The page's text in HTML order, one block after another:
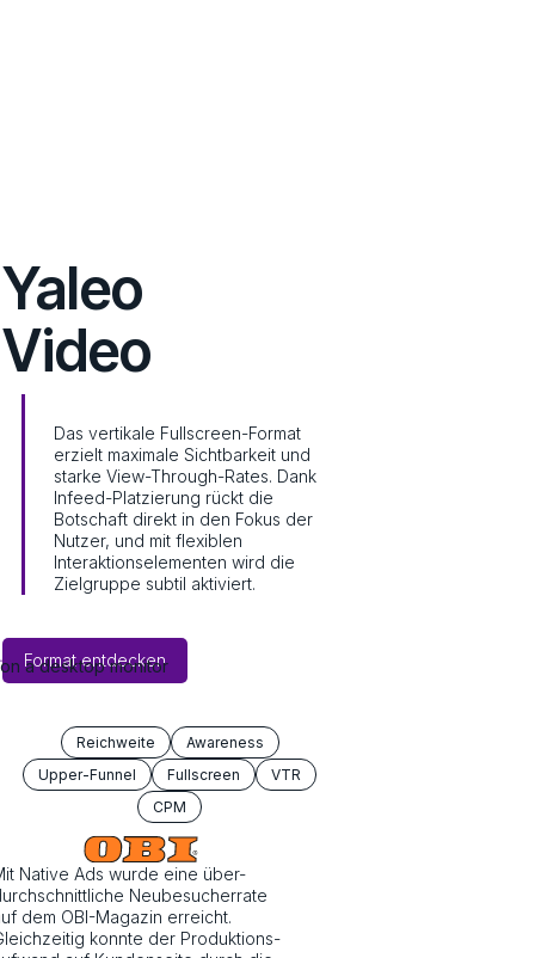
Yaleo
Video
Das vertikale Fullscreen-Format
erzielt maximale Sichtbarkeit und
starke View-Through-Rates. Dank
Infeed-Platzierung rückt die
Botschaft direkt in den Fokus der
Nutzer, und mit flexiblen
Interaktionselementen wird die
Zielgruppe subtil aktiviert.
Format entdecken
Reichweite
Awareness
Upper-Funnel
Fullscreen
VTR
CPM
Native Ads wurde eine über-
Neubesucherrate
dem OBI-Magazin erreicht.
konnte der Produktions-